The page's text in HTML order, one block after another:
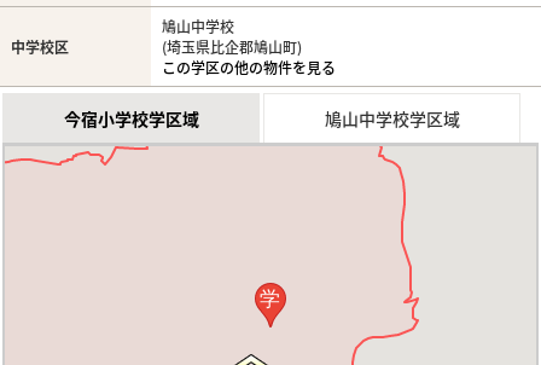
中学校区
鳩山中学校
(埼玉県比企郡鳩山町)
この学区の他の物件を見る
今宿小学校学区域 鳩山中学校学区域
学